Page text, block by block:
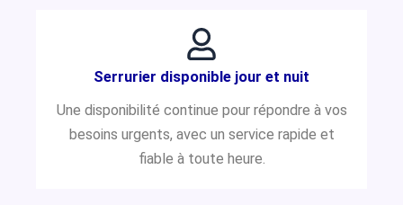
Serrurier disponible jour et nuit
Une disponibilité continue pour répondre à vos
besoins urgents, avec un service rapide et
fiable à toute heure.